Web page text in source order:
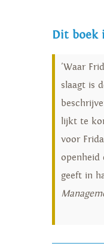
Dit boek
'Waar
slaagt is
lijkt te
voor
openheid
geeft in